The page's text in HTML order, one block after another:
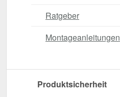
Ratgeber
Montageanleitungen
Produktsicherheit